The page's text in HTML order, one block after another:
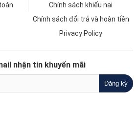
Chính sách khiếu nại
Chính sách đổi trả và hoàn tiền
Privacy Policy
nhận tin khuyến mãi